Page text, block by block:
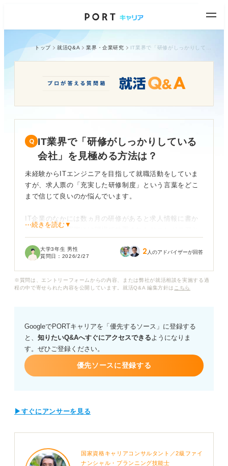
トップ 就活Q&A 業界・企業研究
IT業界で「研修がしっかりしている
会社」を見極める方法は？
未経験からITエンジニアを目指して就職活動をしていま
すが、求人票の「充実した研修制度」という言葉をどこ
まで信じて良いのか悩んでいます。
IT企業のなかには数ヵ月の研修があると求人情報に書か
れていても、実際には現場で放置されたりエンジニアと
き不安です。
のキャリア形成までサポートしてくれる良質な会社をど
い」と聞くだけでは不十分な気がするのですが、ほかに
確認すべき指標や採用担当者の回答から読み取れる危な
いサインなどはありますか？
本当に人を育てる環境があるIT企業の見分け方や、入社
⋯続きを読む▼
大学3年生 男性
質問日： 2026/2/27 2 人のアドバイザーが回答
※質問は、エントリーフォームからの内容、または弊社が就活相談を実施する過
程の中で寄せられた内容を公開しています。就活Q&A 編集方針は こちら
GoogleでPORTキャリアを「優先するソース」に登録する
と、 知りたいQ&Aへすぐにアクセスできるようになりま
す。ぜひご登録ください。
優先ソースに登録する
▶すぐにアンサーを見る
国家資格キャリアコンサルタント／2級ファイ
ナンシャル・プランニング技能士